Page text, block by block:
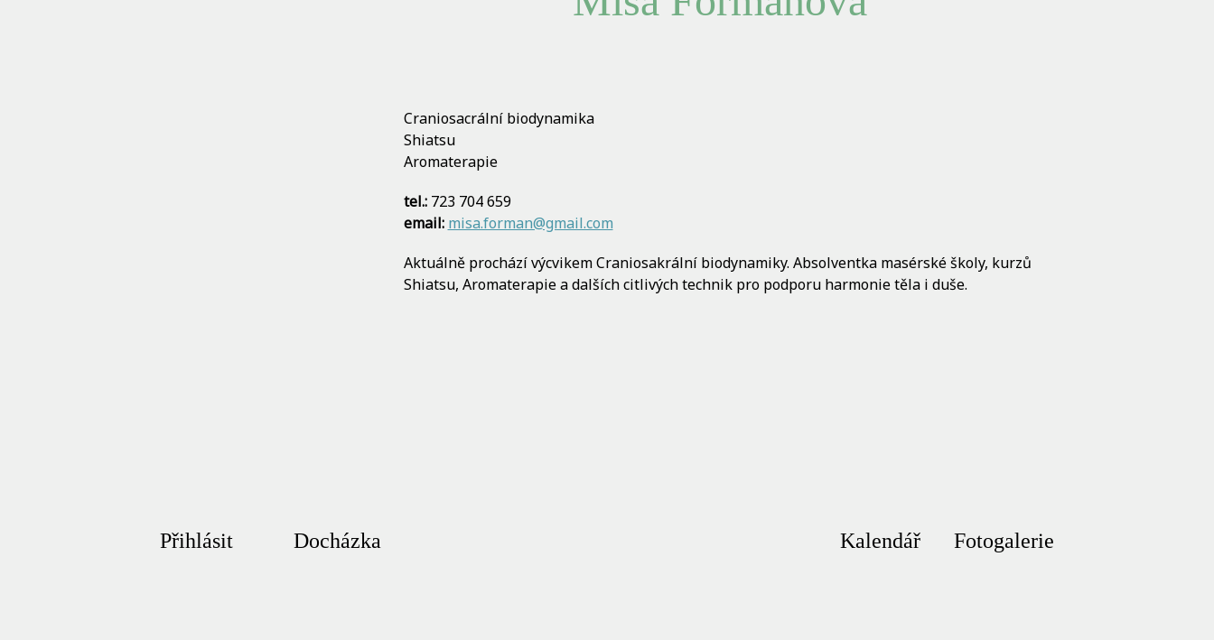
Craniosacrální biodynamika
Shiatsu
Aromaterapie
tel.:723 704 659
email: misa.forman@gmail.com
Aktuálně prochází výcvikem Craniosakrální biodynamiky. Absolventka masérské školy, kurzů
Shiatsu, Aromaterapie a dalších citlivých technik pro podporu harmonie těla i duše.
Kalendář Fotogalerie
Přihlásit Docházka